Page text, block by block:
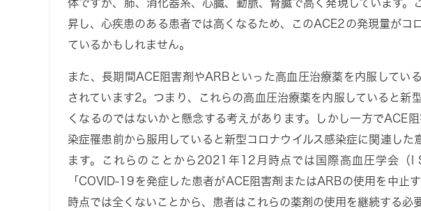
体ですが、肺、消化器系、心臓、動脈、腎臓で高く発現しています。
昇し、心疾患のある患者では高くなるため、このACE2の発現量がコ
ているかもしれません。
また、長期間ACE阻害剤やARBといった高血圧治療薬を内服してい
されています2。つまり、これらの高血圧治療薬を内服していると新
くなるのではないかと懸念する考えがあります。しかし一方でACE
染症罹患前から服用していると新型コロナウイルス感染症に関連した
ます。これらのことから2021年12月時点では国際高血圧学会（I
「COVID-19を発症した患者がACE阻害剤またはARBの使用を中止
時点では全くないことから、患者はこれらの薬剤の使用を継続する必